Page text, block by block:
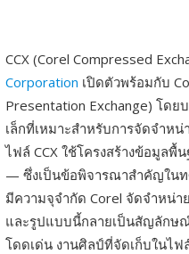
CCX (Corel Compressed
Corporation เปิดตัวพร้อมกับ
Presentation Exchange) โด
เล็กที่เหมาะสำหรับการจัดจำห
ไฟล์ CCX ใช้โครงสร้างข้อมูลพื้
— ซึ่งเป็นข้อพิจารณาสำคัญในท
มีความจุจำกัด Corel จัดจำหน่า
และรูปแบบนี้กลายเป็นสัญลักษ
โดดเด่น งานศิลป์ที่จัดเก็บในไฟ